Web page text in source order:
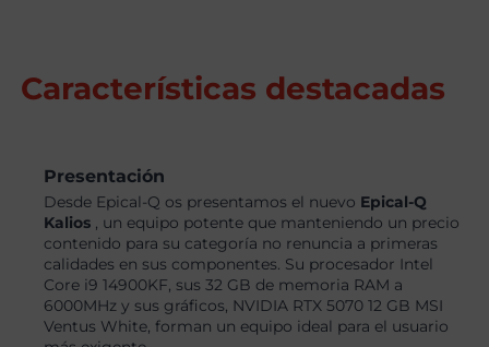
Características destacadas
Presentación
Desde Epical-Q os presentamos el nuevo Epical-Q
Kalios , un equipo potente que manteniendo un precio
contenido para su categoría no renuncia a primeras
calidades en sus componentes. Su procesador Intel
Core i9 14900KF, sus 32 GB de memoria RAM a
6000MHz y sus gráficos, NVIDIA RTX 5070 12 GB MSI
Ventus White, forman un equipo ideal para el usuario